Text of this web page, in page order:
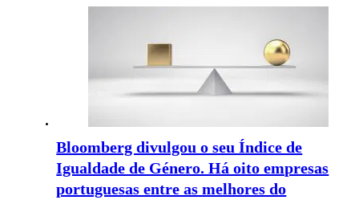
Bloomberg divulgou o seu Índice de
Igualdade de Género. Há oito empresas
portuguesas entre as melhores do